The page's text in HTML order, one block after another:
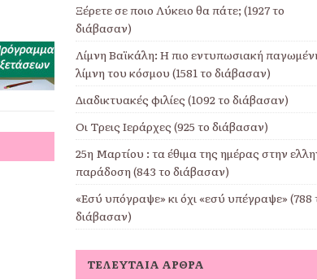
Ξέρετε σε ποιο Λύκειο θα πάτε; (1927 το
διάβασαν)
Λίμνη Βαϊκάλη: Η πιο εντυπωσιακή
λίμνη του κόσμου (1581 το διάβασαν)
Διαδικτυακές φιλίες (1092 το διάβασαν)
Οι Τρεις Ιεράρχες (925 το διάβασαν)
25η Μαρτίου : τα έθιμα της ημέρας στην
παράδοση (843 το διάβασαν)
«Εσύ υπόγραψε» κι όχι «εσύ υπέγραψε» (788
διάβασαν)
ΤΕΛΕΥΤΑΊΑ ΆΡΘΡΑ